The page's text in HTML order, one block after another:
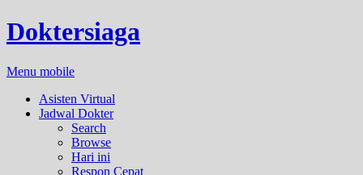
Doktersiaga
Menu mobile
Asisten Virtual
Jadwal Dokter
Search
Browse
Hari ini
Respon Cepat